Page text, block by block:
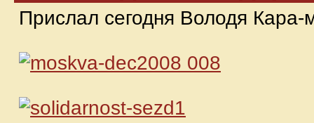
Прислал сегодня Володя Кара-